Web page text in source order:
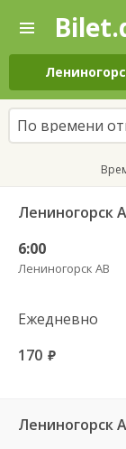
—
Поиск
и
покупка
билетов
на
автобус
онлайн
По времени
Лениногорск
6:00
Лениногорск АВ
Ежедневно
170 руб.
Лениногорск